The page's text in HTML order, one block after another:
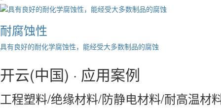
耐腐蚀性
具有良好的耐化学腐蚀性，能经受大多数制品的腐蚀
开云(中国) · 应用案例
工程塑料/绝缘材料/防静电材料/耐高温材